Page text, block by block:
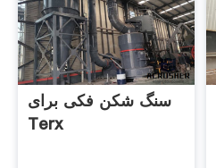
سنگ شکن فکی برای
Terx